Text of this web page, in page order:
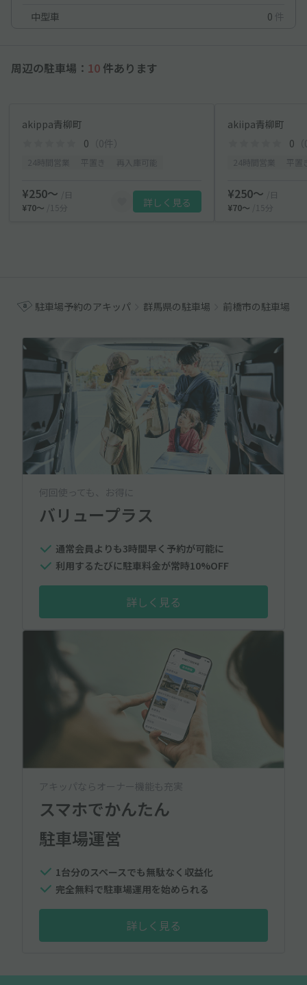
中型車
0 件
周辺の駐車場： 10 件あります
akippa青柳町
0 （0件）
¥250〜
/日
¥70〜
/15分 詳しく見る
akiipa青柳町
0
¥250〜
/日
¥70〜
/15分
駐車場予約のアキッパ 群馬県の駐車場 前橋市の駐車場
何回使っても、お得に
バリュープラス
通常会員よりも3時間早く予約が可能に
利用するたびに駐車料金が常時10%OFF
詳しく見る
アキッパならオーナー機能も充実
スマホでかんたん
駐車場運営
1台分のスペースでも無駄なく収益化
完全無料で駐車場運用を始められる
詳しく見る